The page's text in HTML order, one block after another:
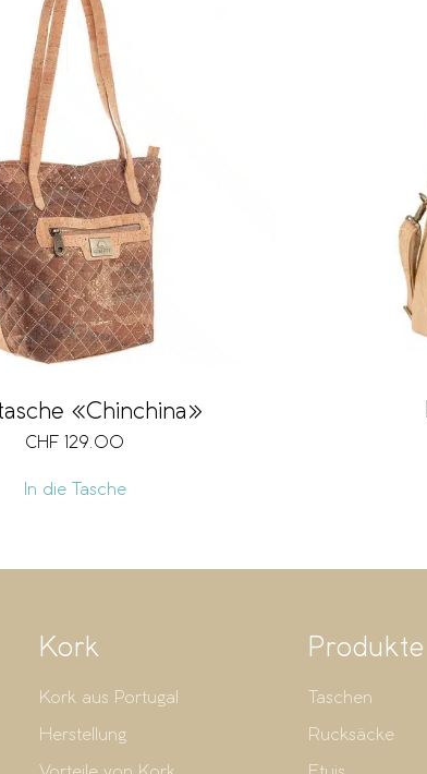
«Chinchina»
CHF 129.00
In die Tasche
Kork
Kork aus Portugal
Herstellung
Produkte
Taschen
Rucksäcke